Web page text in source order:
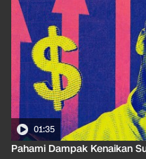
01:35
Pahami Dampak Kenaikan